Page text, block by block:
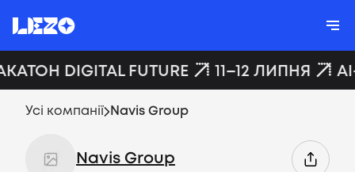
DIGITAL FUTURE 11–12 ЛИПНЯ
Усі компанії Navis Group
Navis Group